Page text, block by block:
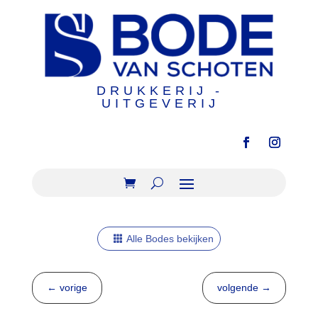
DRUKKERIJ -
UITGEVERIJ
Alle Bodes bekijken
← vorige volgende →